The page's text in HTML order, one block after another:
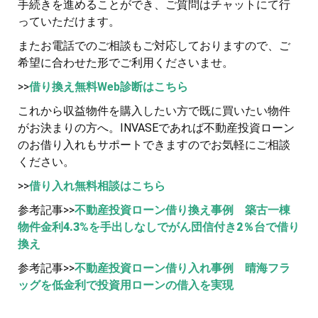
手続きを進めることができ、ご質問はチャットにて行
っていただけます。
またお電話でのご相談もご対応しておりますので、ご
希望に合わせた形でご利用くださいませ。
>>借り換え無料Web診断はこちら
これから収益物件を購入したい方で既に買いたい物件
がお決まりの方へ。INVASEであれば不動産投資ローン
のお借り入れもサポートできますのでお気軽にご相談
ください。
>>借り入れ無料相談はこちら
参考記事>>不動産投資ローン借り換え事例 築古一棟
物件金利4.3%を手出しなしでがん団信付き2％台で借り
換え
参考記事>>不動産投資ローン借り入れ事例 晴海フラ
ッグを低金利で投資用ローンの借入を実現